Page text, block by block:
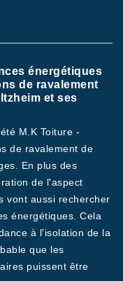
énergétiques
de ravalement
et ses
M.K Toiture -
de ravalement de
En plus des
de l'aspect
vont aussi rechercher
énergétiques. Cela
à l'isolation de la
que les
puissent être